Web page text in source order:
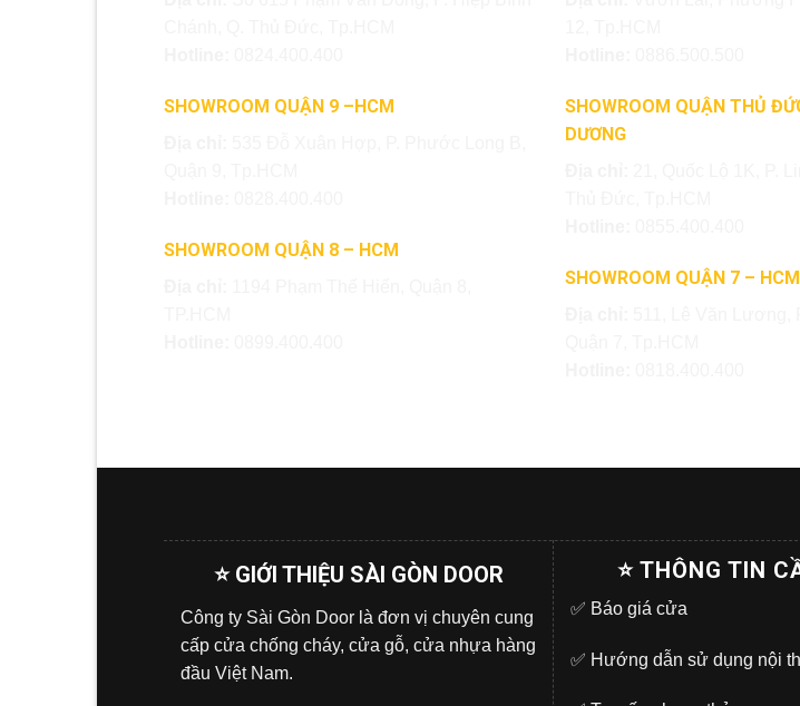
SHOWROOM QUẬN 9 –HCM
SHOWROOM QUẬN 8 – HCM
SHOWROOM QUẬN THỦ
DƯƠNG
SHOWROOM QUẬN 7 – HCM
⭐ GIỚI THIỆU SÀI GÒN DOOR
Công ty Sài Gòn Door là đơn vị chuyên cung
cấp cửa chống cháy, cửa gỗ, cửa nhựa hàng
đầu Việt Nam.
⭐ THÔNG TIN
✅ Báo giá cửa
✅ Hướng dẫn sử dụng nội